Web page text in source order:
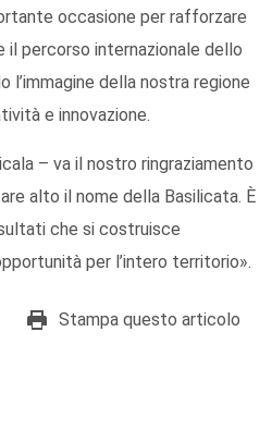
occasione per rafforzare
il percorso internazionale dello
l’immagine della nostra regione
e innovazione.
– va il nostro ringraziamento
alto il nome della Basilicata. È
che si costruisce
per l’intero territorio».
Stampa questo articolo